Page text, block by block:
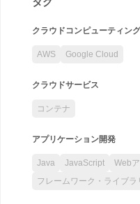
クラウドコンピューティング
AWS Google Cloud
クラウドサービス
コンテナ
アプリケーション開発
Java JavaScript
Web
フレームワーク・ライブラ